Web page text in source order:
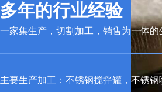
多年的行业经验
一家集生产，切割加工，销售为一体的
主要生产加工：不锈钢搅拌罐，不锈